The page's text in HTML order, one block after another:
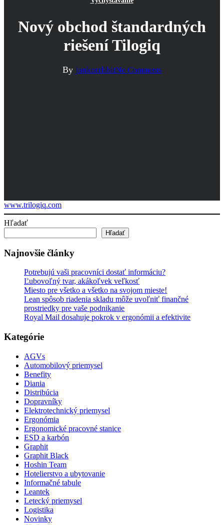
Nový obchod štandardných
riešení Tilogiq
By jankotrlibitNo Comments
www.trilogiq.com
Hľadať
Hľadať
Najnovšie články
Potrebujú vaši pracovníci dostať informáciu?
Ľubovoľný tvar, akákoľvek veľkosť
Miesto pre všetko a všetko na svojom mieste!
Lean spôsob riadenia skladu môže uvoľniť finančné
prostriedky pre vaše podnikanie
Royal Mail dosahuje pokrok v ergonómii a efektivite
Kategórie
AGVs
Automobilový priemysel
Benefity
Diania
Distribúcia
Dopravníky
Elektrotechnický priemysel
Ergonómia
Ergonomické pracovné stanice
ESD a karbón
Graphit
Graphit Black
Hoshin Team
Hotelierstvo a ubytovanie
Informačné tabule
Leantek
Letecký priemysel
Logistika
Novinky